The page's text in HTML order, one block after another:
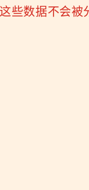
数据不会被